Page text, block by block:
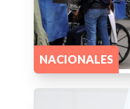
NACIONALES